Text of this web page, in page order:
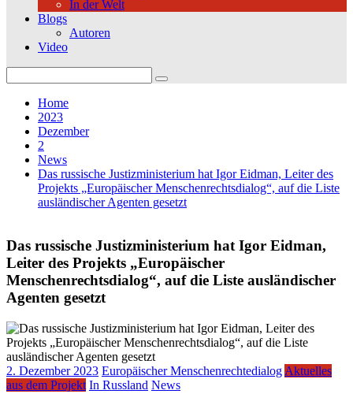
In der Welt
Blogs
Autoren
Video
for:
Home
2023
Dezember
2
News
Das russische Justizministerium hat Igor Eidman, Leiter des
Projekts „Europäischer Menschenrechtsdialog“, auf die Liste
ausländischer Agenten gesetzt
Das russische Justizministerium hat Igor Eidman,
Leiter des Projekts „Europäischer
Menschenrechtsdialog“, auf die Liste ausländischer
Agenten gesetzt
2. Dezember 2023 Europäischer Menschenrechtedialog Aktuelles
aus dem Projekt In Russland News